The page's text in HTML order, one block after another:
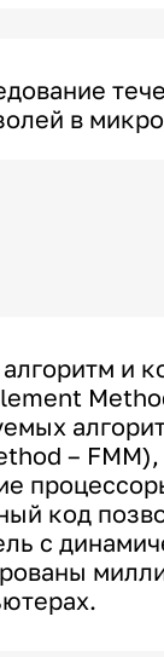
в
алгоритм и
–
код
с